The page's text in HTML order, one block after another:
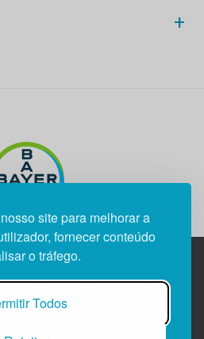
site para melhorar a
fornecer conteúdo
o tráfego.
Todos
+
D. Henrique, n.º 333H, esc.